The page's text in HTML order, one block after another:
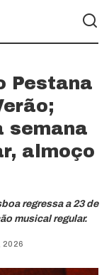
Pestana
semana
almoço
regressa a 23 de
musical regular.
2026